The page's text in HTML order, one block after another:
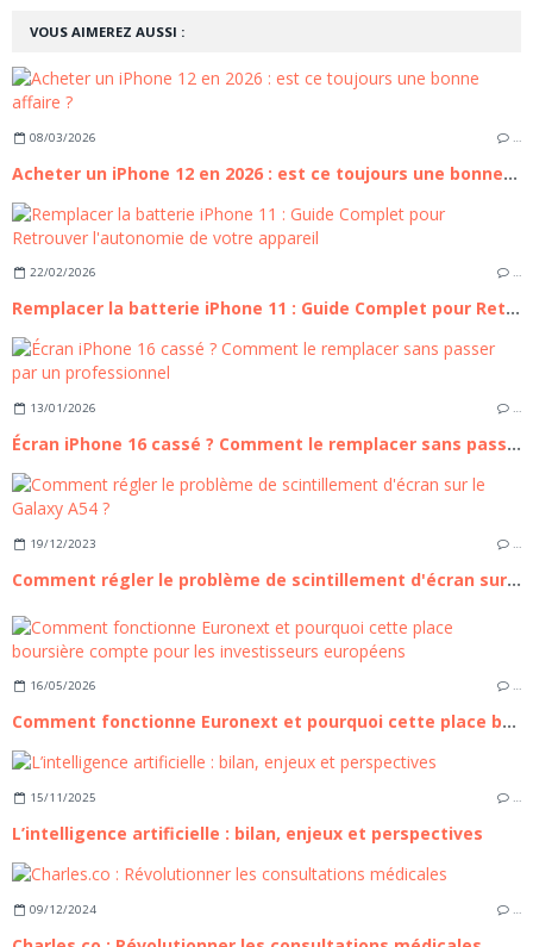
VOUS AIMEREZ AUSSI :
08/03/2026 …
Acheter un iPhone 12 en 2026 : est ce toujours une bonne affaire ?
22/02/2026 …
Remplacer la batterie iPhone 11 : Guide Complet pour Retrouver l'autonomie de votre appareil
13/01/2026 …
Écran iPhone 16 cassé ? Comment le remplacer sans passer par un professionnel
19/12/2023 …
Comment régler le problème de scintillement d'écran sur le Galaxy A54 ?
16/05/2026 …
Comment fonctionne Euronext et pourquoi cette place boursière compte pour les investisseurs européens
15/11/2025 …
L’intelligence artificielle : bilan, enjeux et perspectives
09/12/2024